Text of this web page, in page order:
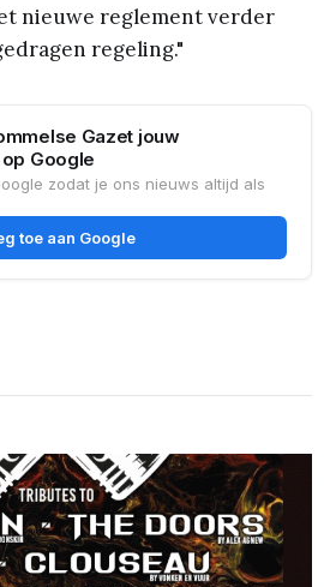
nieuwe reglement verder
regeling."
Gazet jouw
Google
zodat je ons nieuws altijd als
toe aan Google